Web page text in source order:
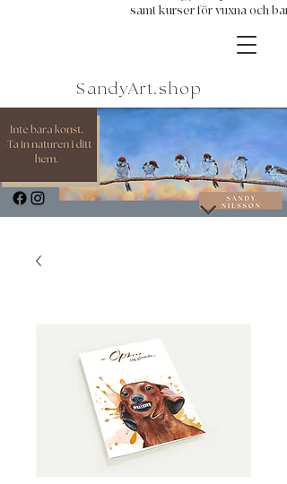
samt kurser för vuxna och
SandyArt.shop